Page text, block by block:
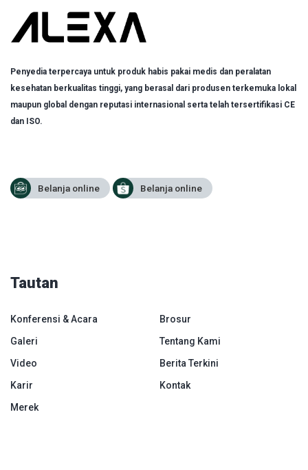
Penyedia terpercaya untuk produk habis pakai medis dan peralatan
kesehatan berkualitas tinggi, yang berasal dari produsen terkemuka lokal
maupun global dengan reputasi internasional serta telah tersertifikasi CE
dan ISO.
Belanja online Belanja online
Tautan
Konferensi & Acara
Galeri
Video
Karir
Merek
Brosur
Tentang Kami
Berita Terkini
Kontak